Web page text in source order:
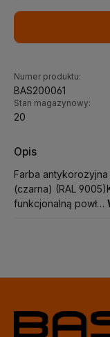
Numer produktu:
BAS200061
Stan magazynowy:
20
Opis
Farba antykorozyjna
(czarna) (RAL
funkcjonalną powł…